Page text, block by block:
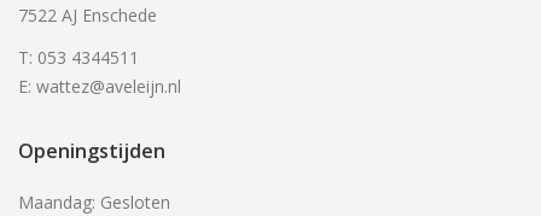
7522 AJ Enschede
T: 053 4344511
E: wattez@aveleijn.nl
Openingstijden
Maandag: Gesloten